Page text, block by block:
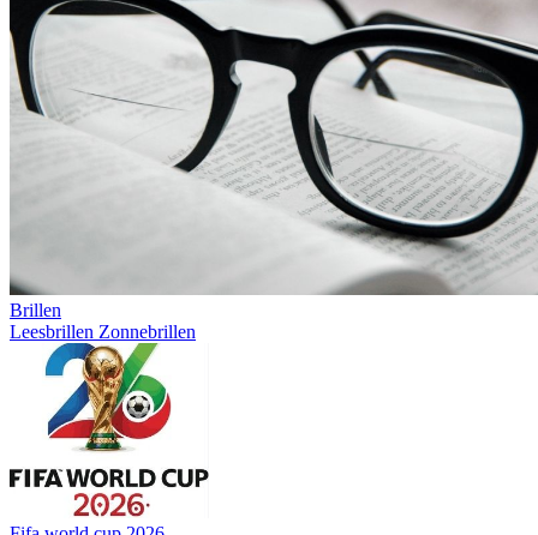
Brillen
Leesbrillen Zonnebrillen